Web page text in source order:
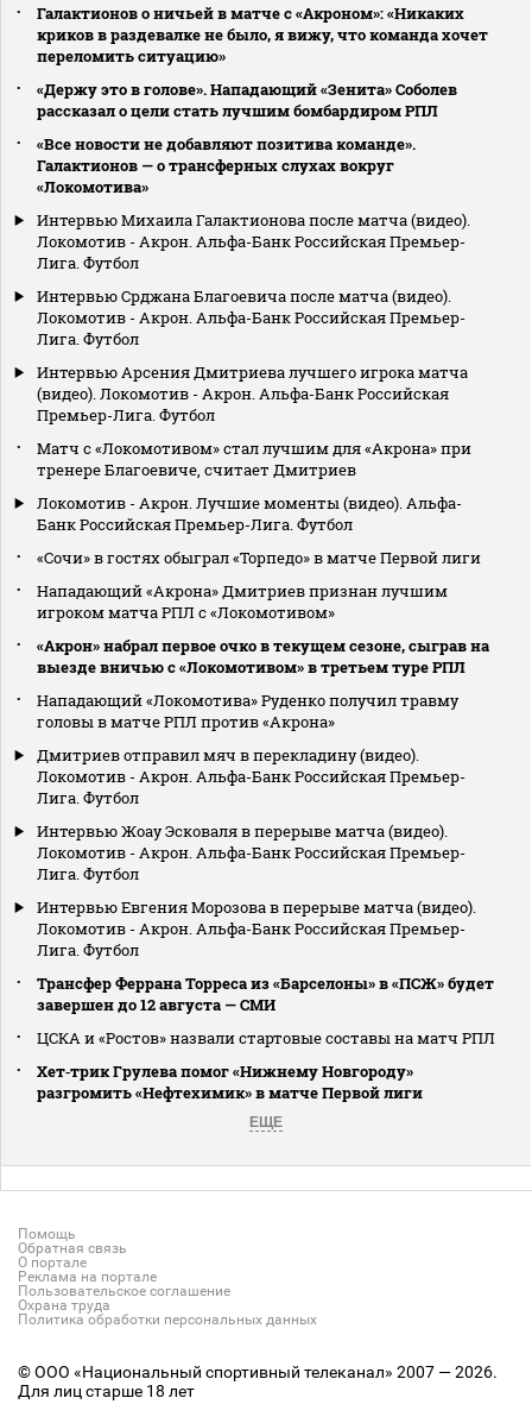
Галактионов о ничьей в матче с «Акроном»: «Никаких
криков в раздевалке не было, я вижу, что команда хочет
переломить ситуацию»
«Держу это в голове». Нападающий «Зенита» Соболев
рассказал о цели стать лучшим бомбардиром РПЛ
«Все новости не добавляют позитива команде».
Галактионов — о трансферных слухах вокруг
«Локомотива»
Интервью Михаила Галактионова после матча (видео).
Локомотив - Акрон. Альфа-Банк Российская Премьер-
Лига. Футбол
Интервью Срджана Благоевича после матча (видео).
Локомотив - Акрон. Альфа-Банк Российская Премьер-
Лига. Футбол
Интервью Арсения Дмитриева лучшего игрока матча
(видео). Локомотив - Акрон. Альфа-Банк Российская
Премьер-Лига. Футбол
Матч с «Локомотивом» стал лучшим для «Акрона» при
тренере Благоевиче, считает Дмитриев
Локомотив - Акрон. Лучшие моменты (видео). Альфа-
Банк Российская Премьер-Лига. Футбол
«Сочи» в гостях обыграл «Торпедо» в матче Первой лиги
Нападающий «Акрона» Дмитриев признан лучшим
игроком матча РПЛ с «Локомотивом»
«Акрон» набрал первое очко в текущем сезоне, сыграв на
выезде вничью с «Локомотивом» в третьем туре РПЛ
Нападающий «Локомотива» Руденко получил травму
головы в матче РПЛ против «Акрона»
Дмитриев отправил мяч в перекладину (видео).
Локомотив - Акрон. Альфа-Банк Российская Премьер-
Лига. Футбол
Интервью Жоау Эсковаля в перерыве матча (видео).
Локомотив - Акрон. Альфа-Банк Российская Премьер-
Лига. Футбол
Интервью Евгения Морозова в перерыве матча (видео).
Локомотив - Акрон. Альфа-Банк Российская Премьер-
Лига. Футбол
Трансфер Феррана Торреса из «Барселоны» в «ПСЖ» будет
завершен до 12 августа — СМИ
ЦСКА и «Ростов» назвали стартовые составы на матч РПЛ
Хет‑трик Грулева помог «Нижнему Новгороду»
разгромить «Нефтехимик» в матче Первой лиги
ЕЩЕ
Помощь
Обратная связь
О портале
Реклама на портале
Пользовательское соглашение
Охрана труда
Политика обработки персональных данных
© ООО «Национальный спортивный телеканал» 2007 — 2026.
Для лиц старше 18 лет